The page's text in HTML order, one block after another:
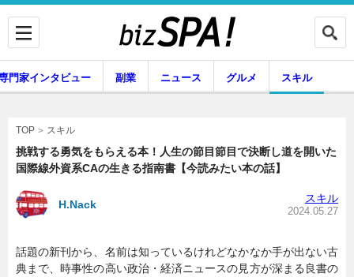
専門家インタビュー
副業 ニュース
門家インタビュー 副業 ニュース グルメ スキル
TOP スキル
挑戦する勇気をもらえる本！人生の節目節目で決断し道を開いた
国際線外資系CAの生きる指南書【今読みたい本の話】
H.Nack スキル
2024.05.27
話題の新刊から、名前は知っているけれどなかなか手が出ない古
典まで、時事性の高い政治・経済ニュースの見方が深まる良書の